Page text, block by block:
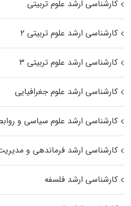
کارشناسی ارشد علوم تربیتی
کارشناسی ارشد علوم تربیتی ۲
کارشناسی ارشد علوم تربیتی ۳
کارشناسی ارشد علوم جغرافیایی
کارشناسی ارشد علوم سیاسی و
کارشناسی ارشد فرماندهی و
کارشناسی ارشد فلسفه